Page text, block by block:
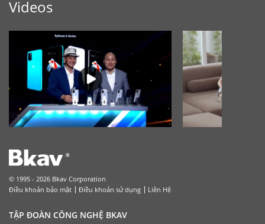
Videos
© 1995 - 2026 Bkav Corporation
Điều khoản bảo mật
Điều khoản sử dụng Liên Hệ
TẬP ĐOÀN CÔNG NGHỆ BKAV